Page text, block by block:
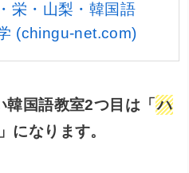
栄・山梨・韓国語
(chingu-net.com)
韓国語教室2つ目は「ハ
」になります。